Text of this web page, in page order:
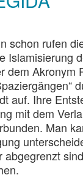
schon rufen
Islamisierung
dem Akronym
auf. Ihre
mit dem
Man
abgegrenzt